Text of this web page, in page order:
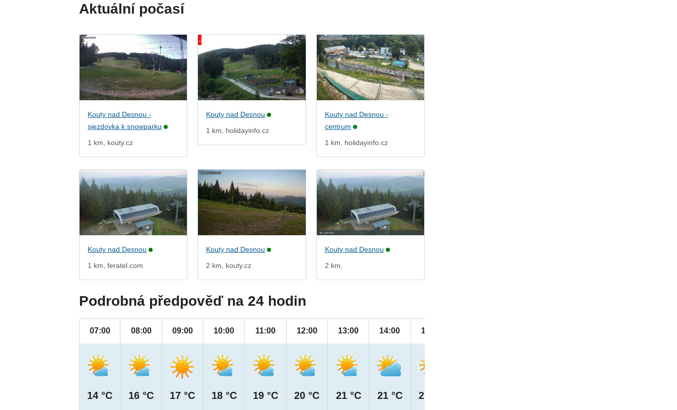
Aktuální počasí
Kouty nad Desnou -
sjezdovka k snowparku
1 km, kouty.cz
Kouty nad Desnou
1 km, holidayinfo.cz
Kouty nad Desnou -
centrum
1 km, holidayinfo.cz
Kouty nad Desnou
1 km, feratel.com
Kouty nad Desnou
2 km, kouty.cz
Kouty nad Desnou
2 km,
Podrobná předpověď na 24 hodin
07:00
14 °C
08:00
16 °C
09:00
17 °C
10:00
18 °C
11:00
19 °C
12:00
20 °C
13:00
21 °C
14:00
21 °C
15:00
21 °C